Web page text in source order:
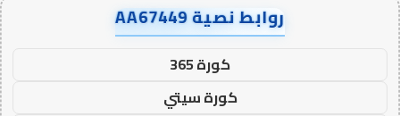
روابط نصية AA67449
كورة 365
كورة سيتي